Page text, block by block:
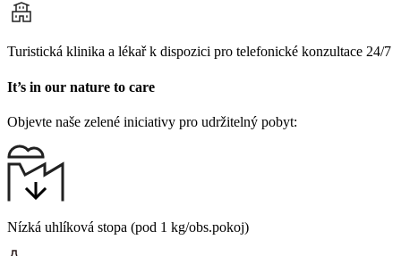
Turistická klinika a lékař k dispozici pro telefonické konzultace 24/7
It’s in our nature to care
Objevte naše zelené iniciativy pro udržitelný pobyt:
Nízká uhlíková stopa (pod 1 kg/obs.pokoj)